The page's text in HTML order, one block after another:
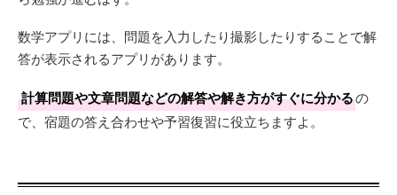
数学アプリには、問題を入力したり撮影したりすることで解
答が表示されるアプリがあります。
計算問題や文章問題などの解答や解き方がすぐに分かるの
で、宿題の答え合わせや予習復習に役立ちますよ。